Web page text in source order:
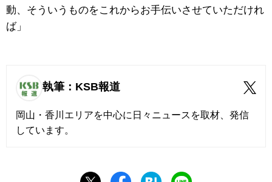
動、そういうものをこれからお手伝いさせていただけれ
ば」
執筆：KSB報道
岡山・香川エリアを中心に日々ニュースを取材、発信
しています。